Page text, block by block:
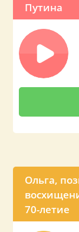
Путина
Ольга,
70-летие